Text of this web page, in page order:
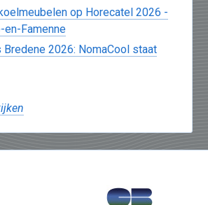
op Horecatel 2026 -
en-Famenne
Bredene 2026: NomaCool staat